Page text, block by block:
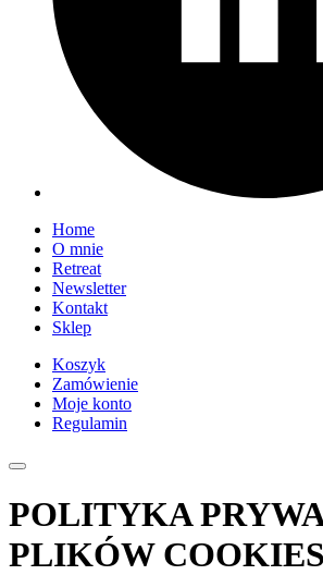
Home
O mnie
Retreat
Newsletter
Kontakt
Sklep
Koszyk
Zamówienie
Moje konto
Regulamin
POLITYKA
PLIKÓW COOKIES